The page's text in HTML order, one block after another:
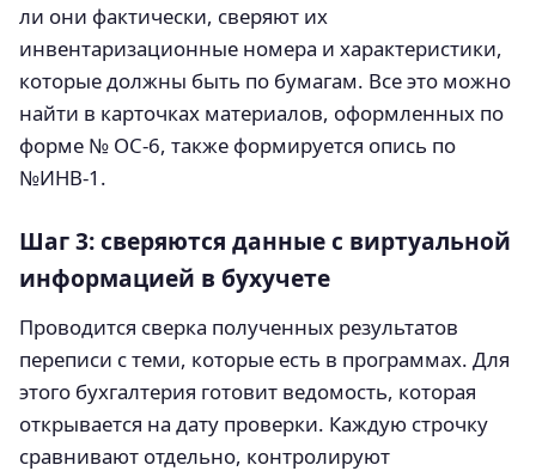
ли они фактически, сверяют их
инвентаризационные номера и характеристики,
которые должны быть по бумагам. Все это можно
найти в карточках материалов, оформленных по
форме № ОС-6, также формируется опись по
№ИНВ-1.
Шаг 3: сверяются данные с виртуальной
информацией в бухучете
Проводится сверка полученных результатов
переписи с теми, которые есть в программах. Для
этого бухгалтерия готовит ведомость, которая
открывается на дату проверки. Каждую строчку
сравнивают отдельно, контролируют